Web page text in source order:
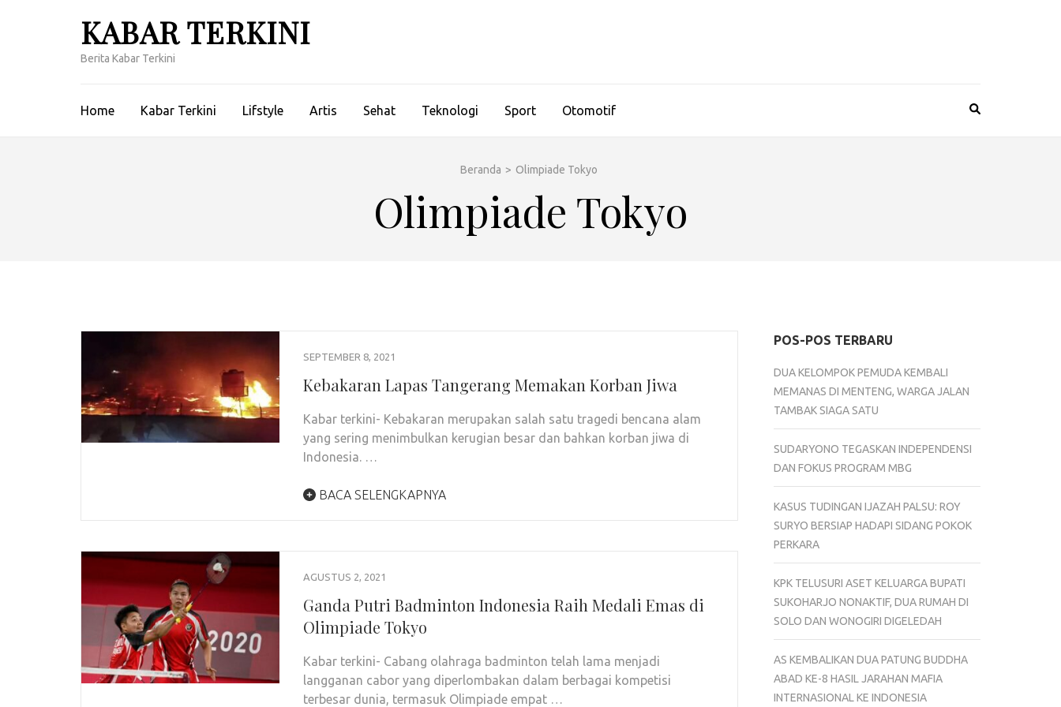
KABAR TERKINI
Berita Kabar Terkini
Home Kabar Terkini Lifstyle Artis Sehat Teknologi Sport Otomotif
Beranda > Olimpiade Tokyo
Olimpiade Tokyo
SEPTEMBER 8, 2021
Kebakaran Lapas Tangerang Memakan Korban Jiwa
Kabar terkini- Kebakaran merupakan salah satu tragedi bencana alam
yang sering menimbulkan kerugian besar dan bahkan korban jiwa di
Indonesia. …
BACA SELENGKAPNYA
AGUSTUS 2, 2021
Ganda Putri Badminton Indonesia Raih Medali Emas di
Olimpiade Tokyo
Kabar terkini- Cabang olahraga badminton telah lama menjadi
langganan cabor yang diperlombakan dalam berbagai kompetisi
terbesar dunia, termasuk Olimpiade empat …
POS-POS TERBARU
DUA KELOMPOK PEMUDA KEMBALI
MEMANAS DI MENTENG, WARGA JALAN
TAMBAK SIAGA SATU
SUDARYONO TEGASKAN INDEPENDENSI
DAN FOKUS PROGRAM MBG
KASUS TUDINGAN IJAZAH PALSU: ROY
SURYO BERSIAP HADAPI SIDANG POKOK
PERKARA
KPK TELUSURI ASET KELUARGA BUPATI
SUKOHARJO NONAKTIF, DUA RUMAH DI
SOLO DAN WONOGIRI DIGELEDAH
AS KEMBALIKAN DUA PATUNG BUDDHA
ABAD KE-8 HASIL JARAHAN MAFIA
INTERNASIONAL KE INDONESIA